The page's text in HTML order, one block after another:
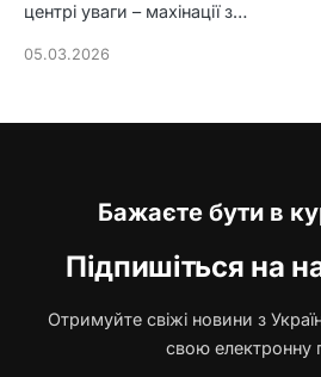
центрі уваги – махінації з…
05.03.2026
Бажаєте бути в
Підпишіться на
Отримуйте свіжі новини з
свою електронну